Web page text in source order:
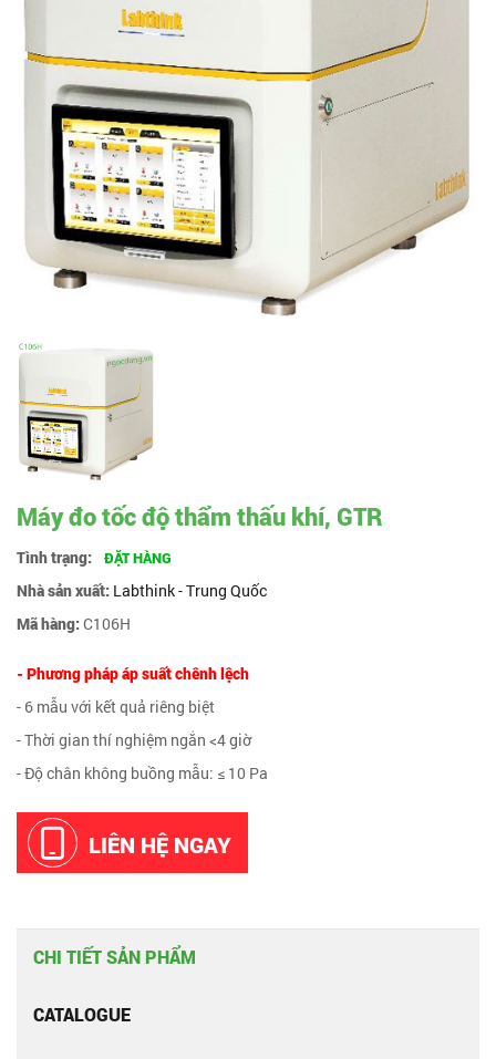
Máy đo tốc độ thẩm thấu khí, GTR
Tình trạng: ĐẶT HÀNG
Nhà sản xuất: Labthink - Trung Quốc
Mã hàng:C106H
- Phương pháp áp suất chênh lệch
- 6 mẫu với kết quả riêng biệt
- Thời gian thí nghiệm ngắn <4 giờ
- Độ chân không buồng mẫu: ≤ 10 Pa
LIÊN HỆ NGAY
CHI TIẾT SẢN PHẨM
CATALOGUE